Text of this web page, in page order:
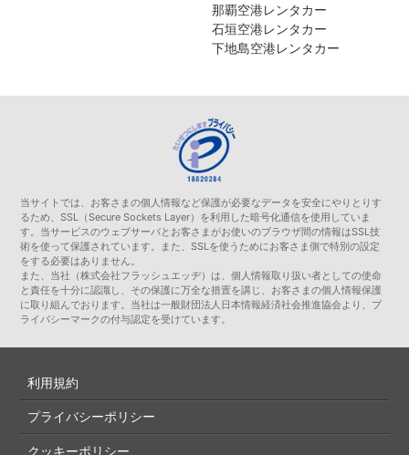
那覇空港レンタカー
石垣空港レンタカー
下地島空港レンタカー
当サイトでは、お客さまの個人情報など保護が必要なデータを安全にやりとりす
るため、SSL（Secure Sockets Layer）を利用した暗号化通信を使用していま
す。当サービスのウェブサーバとお客さまがお使いのブラウザ間の情報はSSL技
術を使って保護されています。また、SSLを使うためにお客さま側で特別の設定
をする必要はありません。
また、当社（株式会社フラッシュエッヂ）は、個人情報取り扱い者としての使命
と責任を十分に認識し、その保護に万全な措置を講じ、お客さまの個人情報保護
に取り組んでおります。当社は一般財団法人日本情報経済社会推進協会より、プ
ライバシーマークの付与認定を受けています。
利用規約
プライバシーポリシー
クッキーポリシー